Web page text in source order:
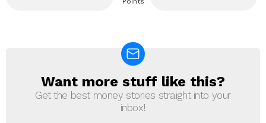
NEWSLETTER
Want more stuff like this?
Get the best money stories straight into your
inbox!